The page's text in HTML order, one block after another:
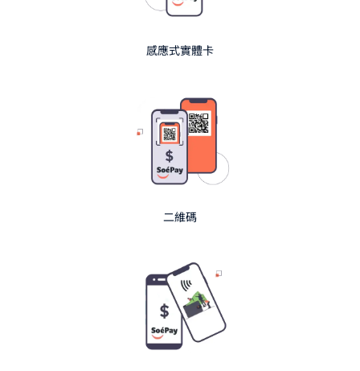
感應式實體卡
二維碼